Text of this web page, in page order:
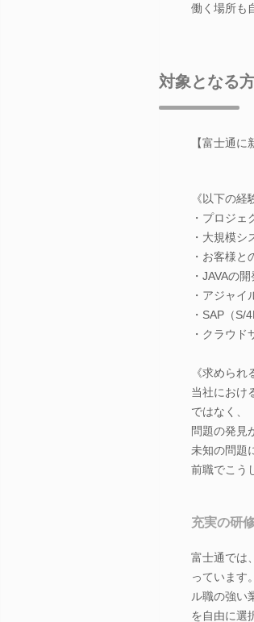
働く場所も
対象となる
【富士通
《以下の経
・プロジェ
・大規模シ
・お客様と
・JAVAの
・アジャイ
・SAP（S/
・クラウ
《求められ
当社におけ
ではなく、
問題の発見
未知の問題
前職でこう
充実の研
富士通では
っています
ル職の強い
を自由に選